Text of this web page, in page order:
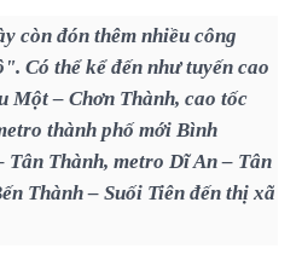
còn đón thêm nhiều công
Có thể kể đến như tuyến cao
Một – Chơn Thành, cao tốc
thành phố mới Bình
Tân Thành, metro Dĩ An – Tân
Thành – Suối Tiên đến thị xã